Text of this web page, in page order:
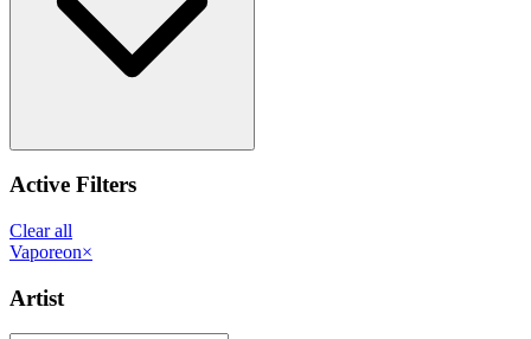
Active Filters
Clear all
Vaporeon×
Artist